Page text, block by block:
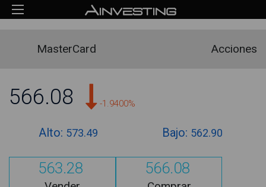
MasterCard Acciones
566.08 -1.9400%
Alto: 573.49 Bajo: 562.90
563.28 566.08